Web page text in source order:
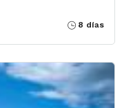
8 días